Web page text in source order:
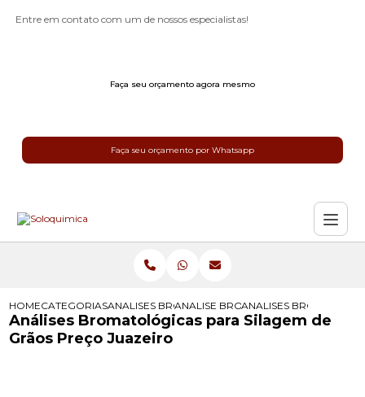
Entre em contato com um de nossos especialistas!
Faça seu orçamento agora mesmo
Faça seu orçamento por Whatsapp
HOMECATEGORIASANALISES BROMATOLOGICAS
ANALISE BROMATOLOGICA
ANALISES
Análises Bromatológicas para Silagem de
Grãos Preço Juazeiro